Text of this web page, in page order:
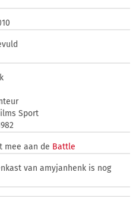
Sport
mee aan de Battle
van amyjanhenk is nog